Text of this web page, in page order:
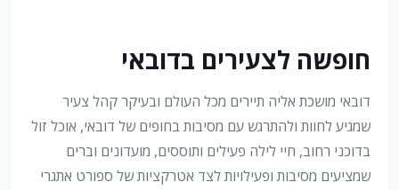
חופשה לצעירים בדובאי
דובאי מושכת אליה תיירים מכל העולם ובעיקר קהל צעיר
שמגיע לחוות ולהתרגש עם מסיבות בחופים של דובאי, אוכל זול
בדוכני רחוב, חיי לילה פעילים ותוססים, מועדונים וברים
שמציעים מסיבות ופעילויות לצד אטרקציות של ספורט אתגרי